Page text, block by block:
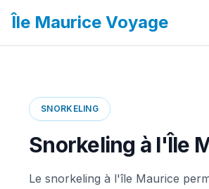
Île Maurice Voyage
Où aller
Itinéraires
Budget
SNORKELING
Snorkeling à l'Île
Le snorkeling à l'île Maurice